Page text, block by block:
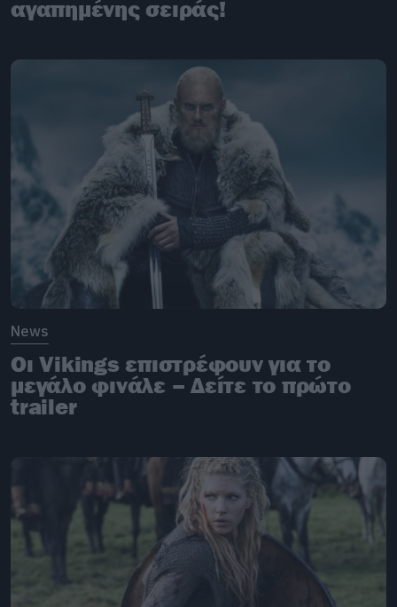
αγαπημένης σειράς!
News
Οι Vikings επιστρέφουν για το
μεγάλο φινάλε – Δείτε το πρώτο
trailer